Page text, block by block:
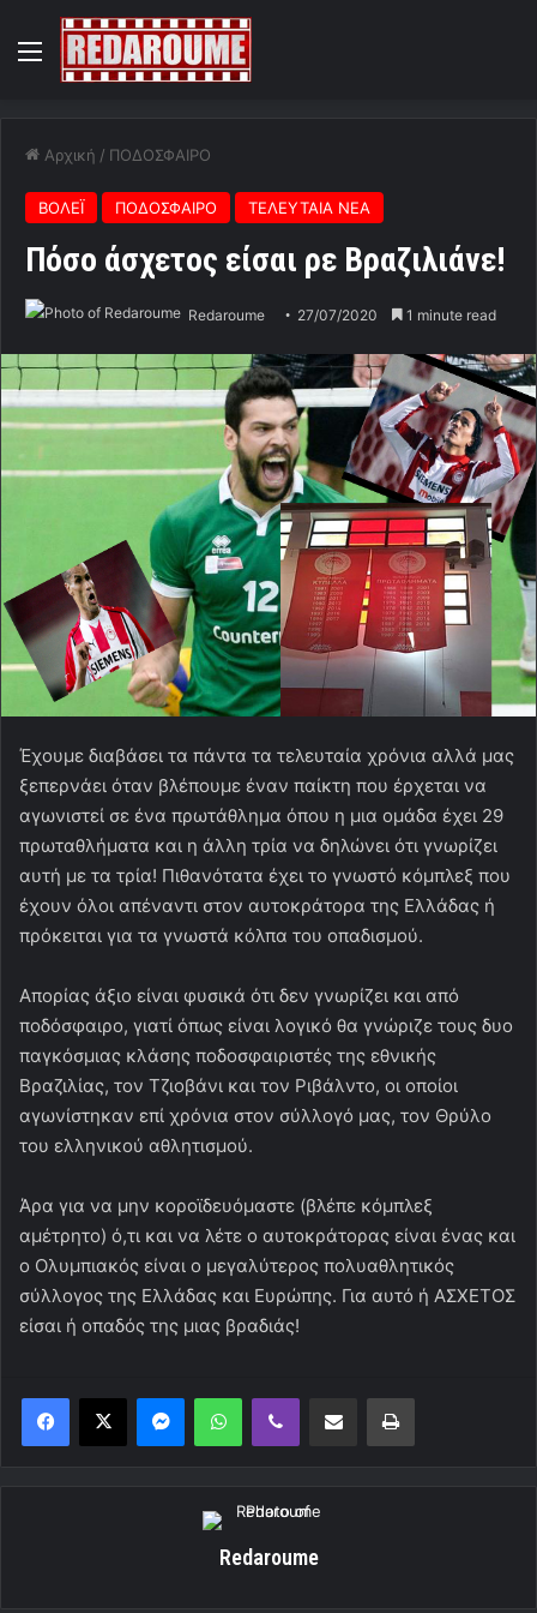
Menu
Αρχική / ΠΟΔΟΣΦΑΙΡΟ
ΒΟΛΕΪ ΠΟΔΟΣΦΑΙΡΟ ΤΕΛΕΥΤΑΙΑ ΝΕΑ
Πόσο άσχετος είσαι ρε Βραζιλιάνε!
Redaroume 27/07/2020 1 minute read
Έχουμε διαβάσει τα πάντα τα τελευταία χρόνια αλλά μας
ξεπερνάει όταν βλέπουμε έναν παίκτη που έρχεται να
αγωνιστεί σε ένα πρωτάθλημα όπου η μια ομάδα έχει 29
πρωταθλήματα και η άλλη τρία να δηλώνει ότι γνωρίζει
αυτή με τα τρία! Πιθανότατα έχει το γνωστό κόμπλεξ που
έχουν όλοι απέναντι στον αυτοκράτορα της Ελλάδας ή
πρόκειται για τα γνωστά κόλπα του οπαδισμού.
Απορίας άξιο είναι φυσικά ότι δεν γνωρίζει και από
ποδόσφαιρο, γιατί όπως είναι λογικό θα γνώριζε τους δυο
παγκόσμιας κλάσης ποδοσφαιριστές της εθνικής
Βραζιλίας, τον Τζιοβάνι και τον Ριβάλντο, οι οποίοι
αγωνίστηκαν επί χρόνια στον σύλλογό μας, τον Θρύλο
του ελληνικού αθλητισμού.
Άρα για να μην κοροϊδευόμαστε (βλέπε κόμπλεξ
αμέτρητο) ό,τι και να λέτε ο αυτοκράτορας είναι ένας και
ο Ολυμπιακός είναι ο μεγαλύτερος πολυαθλητικός
σύλλογος της Ελλάδας και Ευρώπης. Για αυτό ή ΑΣΧΕΤΟΣ
είσαι ή οπαδός της μιας βραδιάς!
MessengerWhatsAppViber Κοινοποίηση μέσω ηλεκτρονικού ταχυδρομείουΕκτύπωση
Redaroume